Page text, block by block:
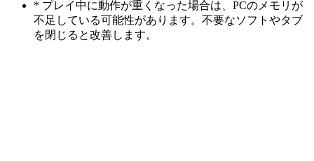
* プレイ中に動作が重くなった場合は、PCのメモリが
不足している可能性があります。不要なソフトやタブ
を閉じると改善します。